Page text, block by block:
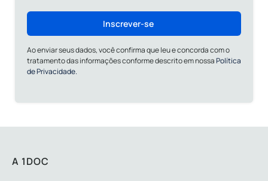
Inscrever-se
Ao enviar seus dados, você confirma que leu e concorda com o
tratamento das informações conforme descrito em nossaPolítica
de Privacidade.
A 1DOC